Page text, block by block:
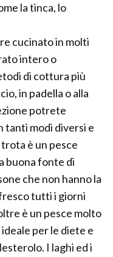
la tinca, lo
cucinato in molti
intero o
di cottura più
in padella o alla
potrete
tanti modi diversi e
è un pesce
buona fonte di
che non hanno la
tutti i giorni
è un pesce molto
per le diete e
I laghi ed i